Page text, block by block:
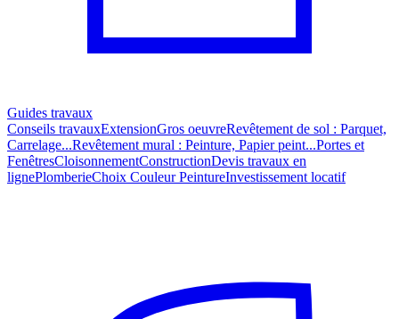
Guides travaux
Conseils travauxExtensionGros oeuvreRevêtement de sol : Parquet,
Carrelage...Revêtement mural : Peinture, Papier peint...Portes et
FenêtresCloisonnementConstructionDevis travaux en
lignePlomberieChoix Couleur PeintureInvestissement locatif